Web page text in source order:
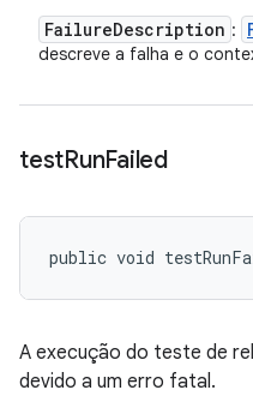
FailureDescription :
descreve a falha e o
testRunFailed
public void
A execução do teste de
devido a um erro fatal.